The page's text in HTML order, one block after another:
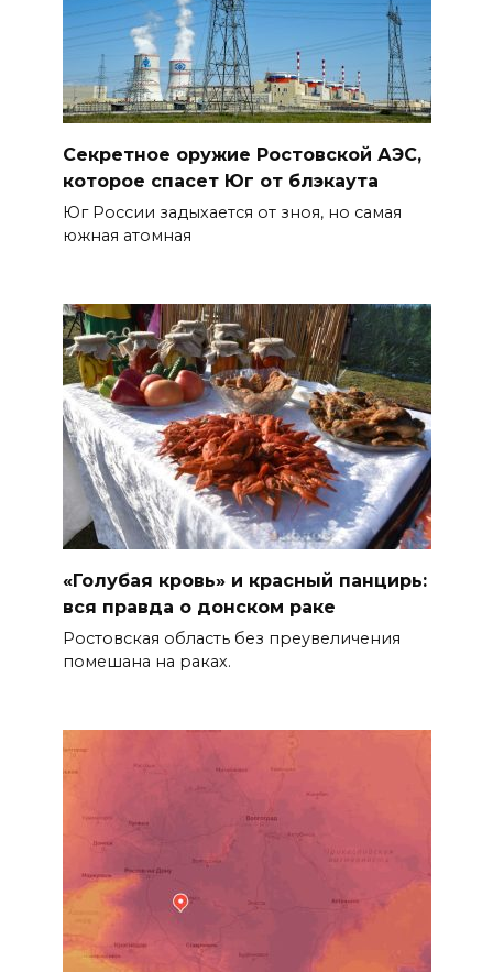
Секретное оружие Ростовской АЭС,
которое спасет Юг от блэкаута
Юг России задыхается от зноя, но самая
южная атомная
«Голубая кровь» и красный панцирь:
вся правда о донском раке
Ростовская область без преувеличения
помешана на раках.